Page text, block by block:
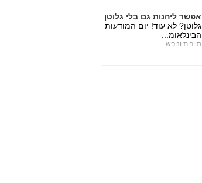
אפשר ליהנות גם בלי גלוטן
גלוטן? לא עוד! יום המודעות
הבינלאומ...
תיירות ונופש